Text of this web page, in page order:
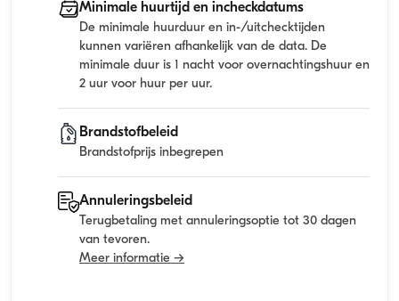
Minimale huurtijd en incheckdatums
De minimale huurduur en in-/uitchecktijden
kunnen variëren afhankelijk van de data. De
minimale duur is 1 nacht voor overnachtingshuur en
2 uur voor huur per uur.
Brandstofbeleid
Brandstofprijs inbegrepen
Annuleringsbeleid
Terugbetaling met annuleringsoptie tot 30 dagen
van tevoren.
Meer informatie →